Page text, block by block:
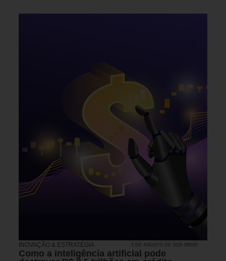
INOVAÇÃO & ESTRATÉGIA 2 DE AGOSTO DE 2026 08H00
Como a inteligência artificial pode